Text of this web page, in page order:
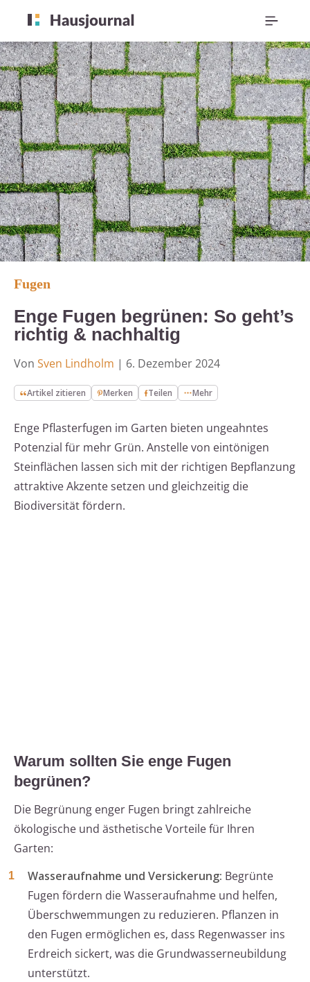
Fugen
Enge Fugen begrünen: So geht’s
richtig & nachhaltig
Von Sven Lindholm | 6. Dezember 2024
Artikel zitieren Merken Teilen Mehr
Enge Pflasterfugen im Garten bieten ungeahntes
Potenzial für mehr Grün. Anstelle von eintönigen
Steinflächen lassen sich mit der richtigen Bepflanzung
attraktive Akzente setzen und gleichzeitig die
Biodiversität fördern.
Warum sollten Sie enge Fugen
begrünen?
Die Begrünung enger Fugen bringt zahlreiche
ökologische und ästhetische Vorteile für Ihren
Garten:
Wasseraufnahme und Versickerung: Begrünte
Fugen fördern die Wasseraufnahme und helfen,
Überschwemmungen zu reduzieren. Pflanzen in
den Fugen ermöglichen es, dass Regenwasser ins
Erdreich sickert, was die Grundwasserneubildung
unterstützt.